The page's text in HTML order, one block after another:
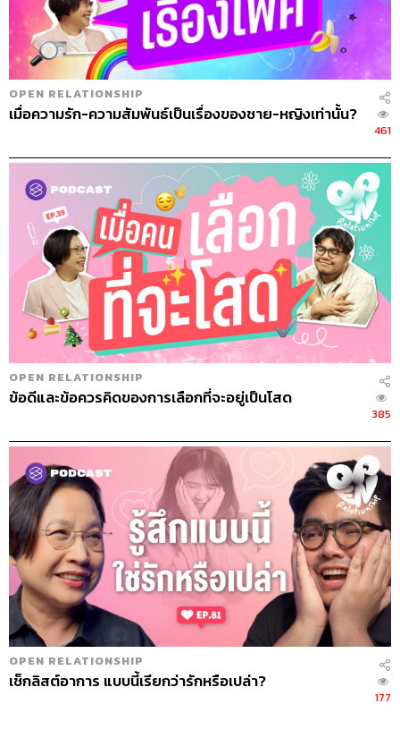
OPEN RELATIONSHIP
เมื่อความรัก-ความสัมพันธ์เป็นเรื่องของชาย-หญิงเท่านั้น?
461
OPEN RELATIONSHIP
ข้อดีและข้อควรคิดของการเลือกที่จะอยู่เป็นโสด
385
OPEN RELATIONSHIP
เช็กลิสต์อาการ แบบนี้เรียกว่ารักหรือเปล่า?
177